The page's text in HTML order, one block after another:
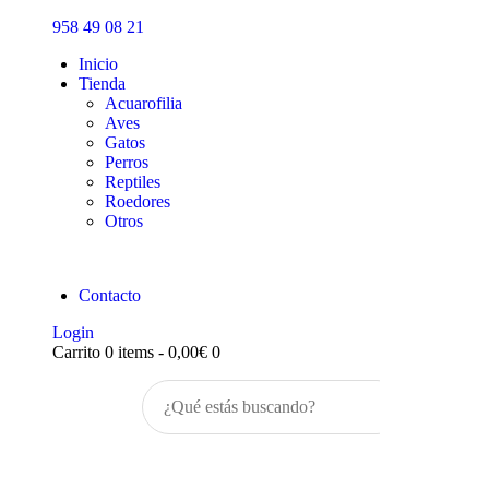
958 49 08 21
Inicio
Tienda
Acuarofilia
Aves
Gatos
Perros
Reptiles
Roedores
Otros
Contacto
Login
Carrito 0 items - 0,00€ 0
Inicio